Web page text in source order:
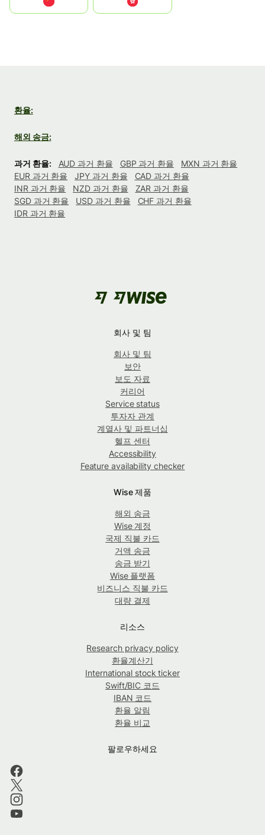
환율:
해외 송금:
과거 환율: AUD 과거 환율 GBP 과거 환율
MXN 과거 환율
EUR 과거 환율
JPY 과거 환율
CAD 과거 환율
INR 과거 환율
NZD 과거 환율
ZAR 과거 환율
SGD 과거 환율
USD 과거 환율
CHF 과거 환율
IDR 과거 환율
회사 및 팀
회사 및 팀
보안
보도 자료
커리어
Service status
투자자 관계
계열사 및 파트너십
헬프 센터
Accessibility
Feature availability checker
Wise 제품
해외 송금
Wise 계정
국제 직불 카드
거액 송금
송금 받기
Wise 플랫폼
비즈니스 직불 카드
대량 결제
리소스
Research privacy policy
환율계산기
International stock ticker
Swift/BIC 코드
IBAN 코드
환율 알림
환율 비교
팔로우하세요